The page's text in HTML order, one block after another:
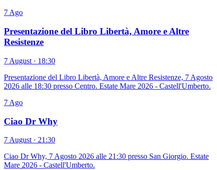
7 Ago
Presentazione del Libro Libertà, Amore e Altre
Resistenze
7 August · 18:30
Presentazione del Libro Libertà, Amore e Altre Resistenze, 7 Agosto
2026 alle 18:30 presso Centro. Estate Mare 2026 - Castell'Umberto.
7 Ago
Ciao Dr Why
7 August · 21:30
Ciao Dr Why, 7 Agosto 2026 alle 21:30 presso San Giorgio. Estate
Mare 2026 - Castell'Umberto.